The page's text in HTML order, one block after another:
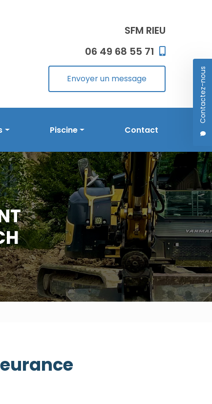
SFM RIEU
06 49 68 55 71
Envoyer un message Contactez-nous
Piscine
Prestations en piscine
Réalisations
Contact